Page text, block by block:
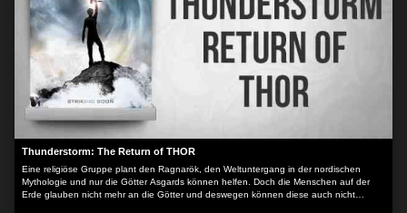
Thunderstorm: The Return of THOR
Eine religiöse Gruppe plant den Ragnarök, den Weltuntergang in der nordischen
Mythologie und nur die Götter Asgards können helfen. Doch die Menschen auf der
Erde glauben nicht mehr an die Götter und deswegen können diese auch nicht